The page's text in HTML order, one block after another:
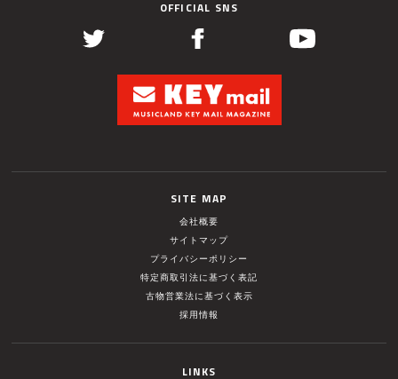
OFFICIAL SNS
SITE MAP
会社概要
サイトマップ
プライバシーポリシー
特定商取引法に基づく表記
古物営業法に基づく表示
採用情報
LINKS